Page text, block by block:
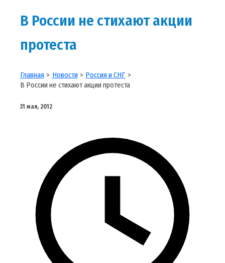
В России не стихают акции
протеста
Главная Новости
Россия и СНГ
В России не стихают акции протеста
31 мая, 2012